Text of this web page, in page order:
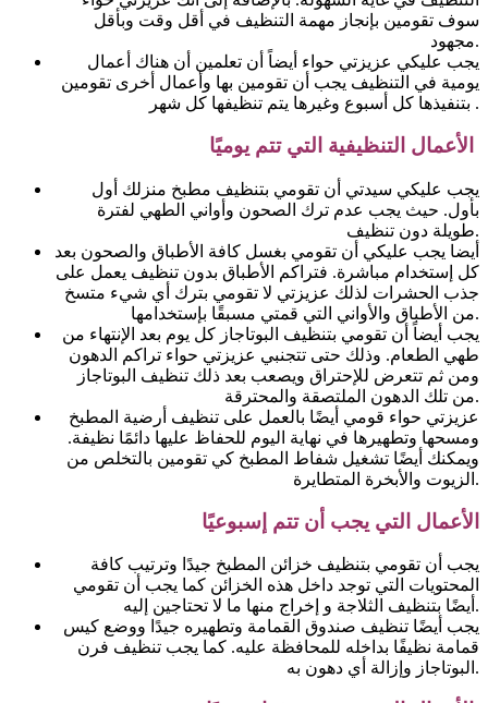
سوف تقومين بإنجاز مهمة التنظيف في أقل وقت وبأقل
مجهود.
يجب عليكي عزيزتي حواء أيضاً أن تعلمين أن هناك أعمال
يومية في التنظيف يجب أن تقومين بها وأعمال أخرى تقومين
بتنفيذها كل أسبوع وغيرها يتم تنظيفها كل شهر .
يجب عليكي سيدتي أن تقومي بتنظيف مطبخ منزلك أول
بأول. حيث يجب عدم ترك الصحون وأواني الطهي لفترة
طويلة دون تنظيف.
أيضا يجب عليكي أن تقومي بغسل كافة الأطباق والصحون بعد
كل إستخدام مباشرة. فتراكم الأطباق بدون تنظيف يعمل على
جذب الحشرات لذلك عزيزتي لا تقومي بترك أي شيء متسخ
من الأطباق والأواني التي قمتي مسبقًا بإستخدامها.
يجب أيضاً أن تقومي بتنظيف البوتاجاز كل يوم بعد الإنتهاء من
طهي الطعام. وذلك حتى تتجنبي عزيزتي حواء تراكم الدهون
ومن ثم تتعرض للإحتراق ويصعب بعد ذلك تنظيف البوتاجاز
من تلك الدهون الملتصقة والمحترقة.
عزيزتي حواء قومي أيضًا بالعمل على تنظيف أرضية المطبخ
ومسحها وتطهيرها في نهاية اليوم للحفاظ عليها دائمًا نظيفة.
ويمكنك أيضًا تشغيل شفاط المطبخ كي تقومين بالتخلص من
الزيوت والأبخرة المتطايرة.
الأعمال التي يجب أن تتم إسبوعيًا
يجب أن تقومي بتنظيف خزائن المطبخ جيدًا وترتيب كافة
المحتويات التي توجد داخل هذه الخزائن كما يجب أن تقومي
أيضًا بتنظيف الثلاجة و إخراج منها ما لا تحتاجين إليه.
يجب أيضًا تنظيف صندوق القمامة وتطهيره جيدًا ووضع كيس
قمامة نظيفًا بداخله للمحافظة عليه. كما يجب تنظيف فرن
البوتاجاز وإزالة أي دهون به.